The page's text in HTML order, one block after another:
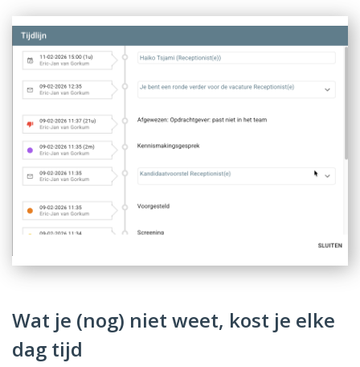
Wat je (nog) niet weet, kost je elke
dag tijd